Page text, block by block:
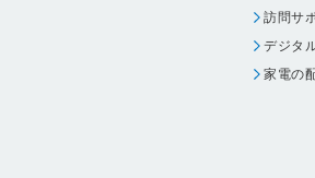
訪問サ
デジタ
家電の